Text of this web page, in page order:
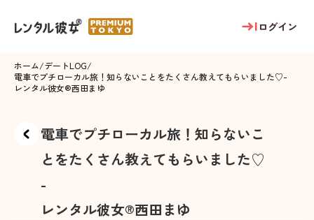
ログイン
ホーム/デートLOG/
電車でプチローカル旅！知らないことをたくさん教えてもらいました♡-
レンタル彼女®西田まゆ
電車でプチローカル旅！知らないこ
とをたくさん教えてもらいました♡
-
レンタル彼女®西田まゆ